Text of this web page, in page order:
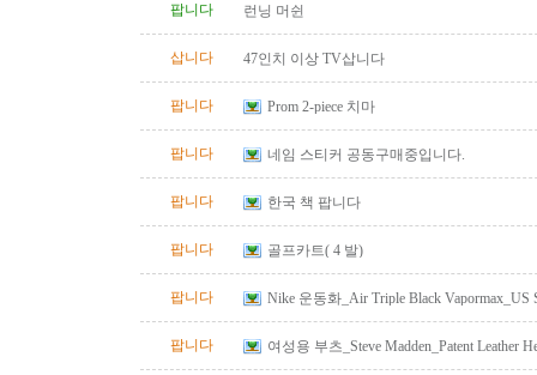
팝니다 런닝 머쉰
삽니다 47인치 이상 TV삽니다
팝니다 Prom 2-piece 치마
팝니다 네임 스티커 공동구매중입니다.
팝니다 한국 책 팝니다
팝니다 골프카트( 4 발)
팝니다 Nike 운동화_Air Triple Black Vapormax_US
팝니다
여성용 부츠_Steve Madden_Patent Leather